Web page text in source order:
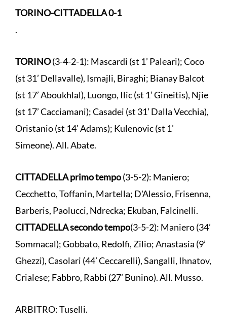
TORINO-CITTADELLA 0-1
.
TORINO(3-4-2-1): Mascardi (st 1’ Paleari); Coco
(st 31’ Dellavalle), Ismajli, Biraghi; Bianay Balcot
(st 17’ Aboukhlal), Luongo, Ilic (st 1’ Gineitis), Njie
(st 17’ Cacciamani); Casadei (st 31’ Dalla Vecchia),
Oristanio (st 14’ Adams); Kulenovic (st 1’
Simeone). All. Abate.
CITTADELLA primo tempo(3-5-2): Maniero;
Cecchetto, Toffanin, Martella; D'Alessio, Frisenna,
Barberis, Paolucci, Ndrecka; Ekuban, Falcinelli.
CITTADELLA secondo tempo(3-5-2): Maniero (34’
Sommacal); Gobbato, Redolfi, Zilio; Anastasia (9’
Ghezzi), Casolari (44’ Ceccarelli), Sangalli, Ihnatov,
Crialese; Fabbro, Rabbi (27’ Bunino). All. Musso.
ARBITRO: Tuselli.